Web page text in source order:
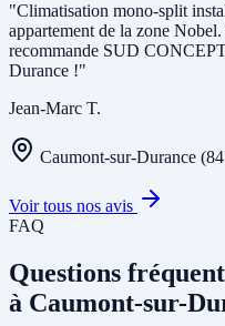
"Climatisation mono-split
appartement de la zone
recommande SUD
Durance !"
Jean-Marc T.
Caumont-sur-Durance
Voir tous nos avis
FAQ
Questions
à Caumont-sur-